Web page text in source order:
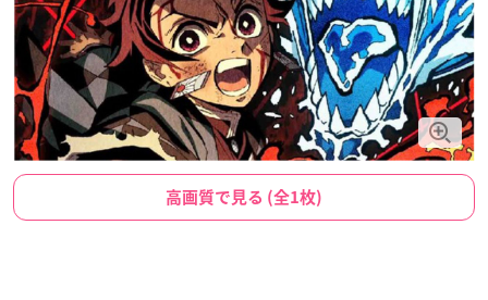
高画質で見る (全1枚)